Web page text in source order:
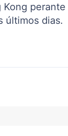
últimos dias.